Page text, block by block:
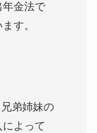
年金法で
す。
弟姉妹の
よって